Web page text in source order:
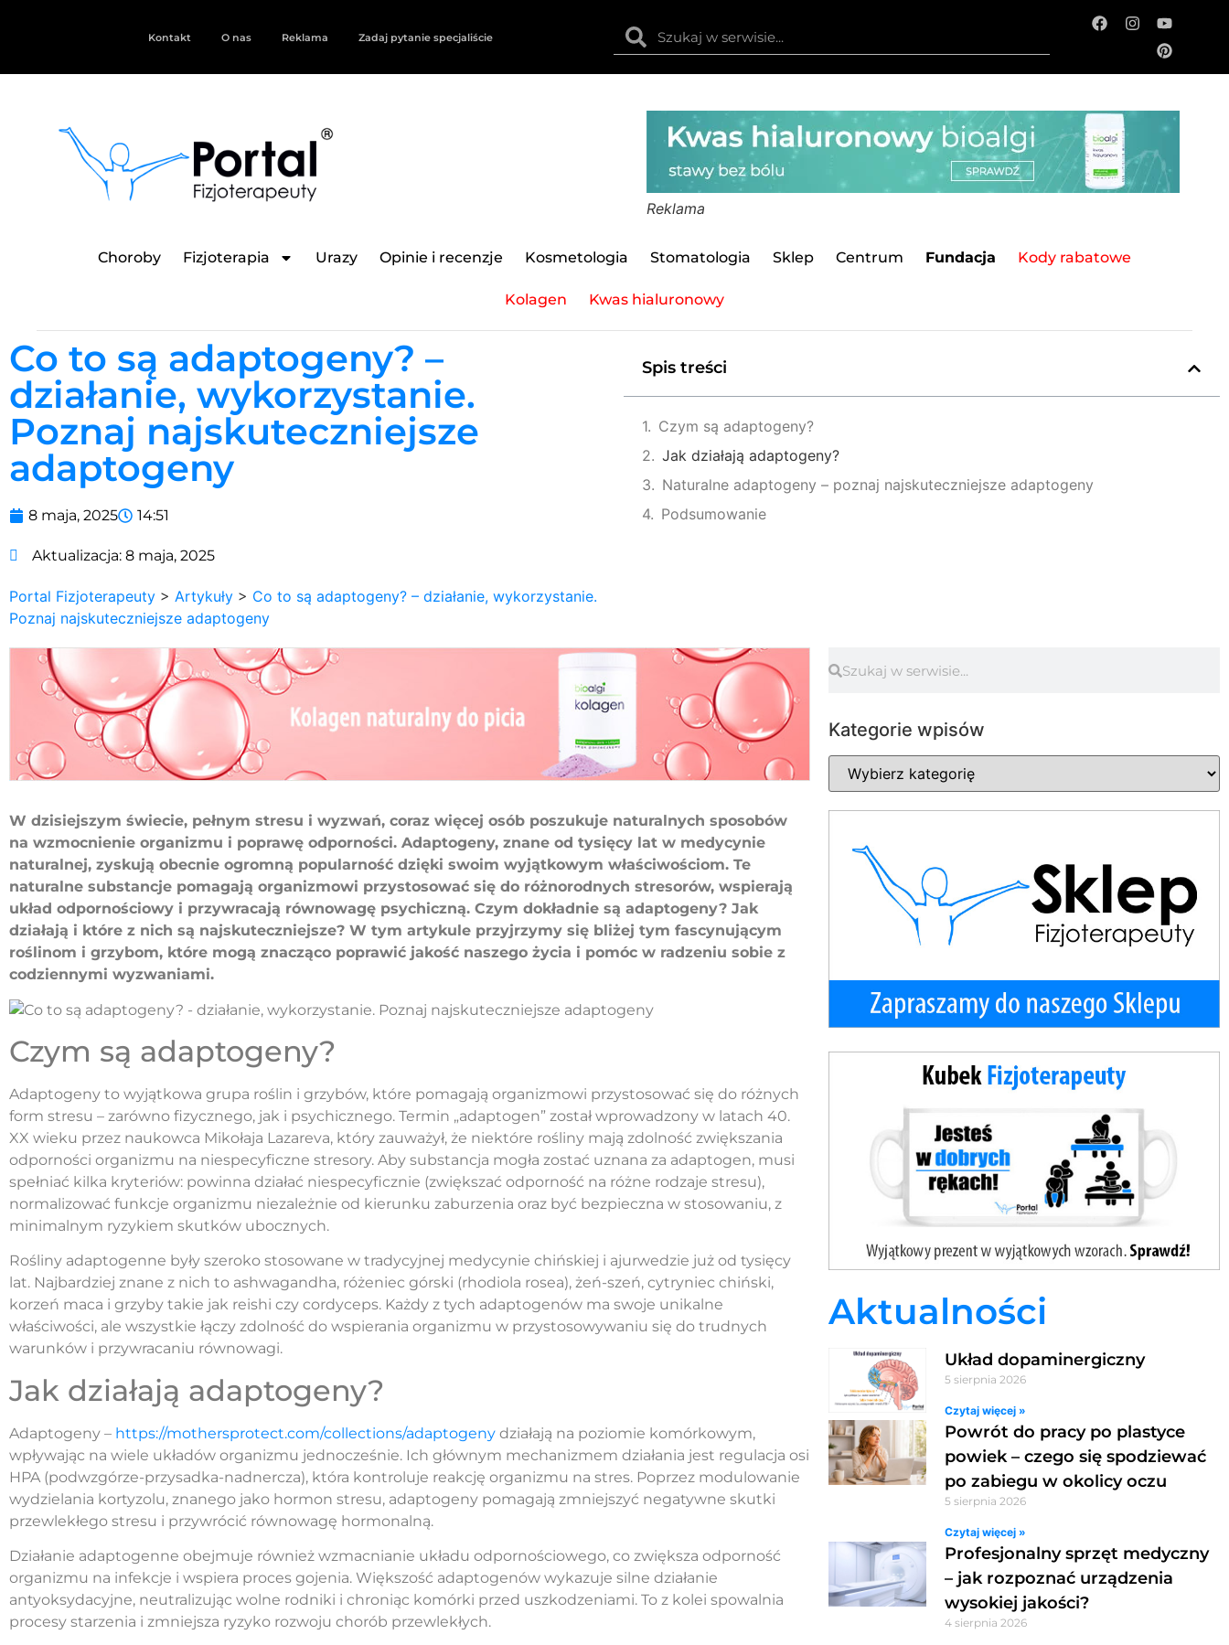
Kontakt O nas Reklama Zadaj pytanie specjaliście
Reklama
Choroby Fizjoterapia Urazy Opinie i recenzje Kosmetologia Stomatologia Sklep Centrum Fundacja Kody rabatowe
Kolagen Kwas hialuronowy
Co to są adaptogeny? –
działanie, wykorzystanie.
Poznaj najskuteczniejsze
adaptogeny
8 maja, 2025 14:51
Aktualizacja: 8 maja, 2025
Portal Fizjoterapeuty > Artykuły > Co to są adaptogeny? – działanie, wykorzystanie.
Poznaj najskuteczniejsze adaptogeny
Spis treści
Czym są adaptogeny?
Jak działają adaptogeny?
Naturalne adaptogeny – poznaj najskuteczniejsze adaptogeny
Podsumowanie
W dzisiejszym świecie, pełnym stresu i wyzwań, coraz więcej osób poszukuje naturalnych sposobów
na wzmocnienie organizmu i poprawę odporności. Adaptogeny, znane od tysięcy lat w medycynie
naturalnej, zyskują obecnie ogromną popularność dzięki swoim wyjątkowym właściwościom. Te
naturalne substancje pomagają organizmowi przystosować się do różnorodnych stresorów, wspierają
układ odpornościowy i przywracają równowagę psychiczną. Czym dokładnie są adaptogeny? Jak
działają i które z nich są najskuteczniejsze? W tym artykule przyjrzymy się bliżej tym fascynującym
roślinom i grzybom, które mogą znacząco poprawić jakość naszego życia i pomóc w radzeniu sobie z
codziennymi wyzwaniami.
Czym są adaptogeny?
Adaptogeny to wyjątkowa grupa roślin i grzybów, które pomagają organizmowi przystosować się do różnych
form stresu – zarówno fizycznego, jak i psychicznego. Termin „adaptogen” został wprowadzony w latach 40.
XX wieku przez naukowca Mikołaja Lazareva, który zauważył, że niektóre rośliny mają zdolność zwiększania
odporności organizmu na niespecyficzne stresory. Aby substancja mogła zostać uznana za adaptogen, musi
spełniać kilka kryteriów: powinna działać niespecyficznie (zwiększać odporność na różne rodzaje stresu),
normalizować funkcje organizmu niezależnie od kierunku zaburzenia oraz być bezpieczna w stosowaniu, z
minimalnym ryzykiem skutków ubocznych.
Rośliny adaptogenne były szeroko stosowane w tradycyjnej medycynie chińskiej i ajurwedzie już od tysięcy
lat. Najbardziej znane z nich to ashwagandha, różeniec górski (rhodiola rosea), żeń-szeń, cytryniec chiński,
korzeń maca i grzyby takie jak reishi czy cordyceps. Każdy z tych adaptogenów ma swoje unikalne
właściwości, ale wszystkie łączy zdolność do wspierania organizmu w przystosowywaniu się do trudnych
warunków i przywracaniu równowagi.
Jak działają adaptogeny?
Adaptogeny – https://mothersprotect.com/collections/adaptogeny działają na poziomie komórkowym,
wpływając na wiele układów organizmu jednocześnie. Ich głównym mechanizmem działania jest regulacja osi
HPA (podwzgórze-przysadka-nadnercza), która kontroluje reakcję organizmu na stres. Poprzez modulowanie
wydzielania kortyzolu, znanego jako hormon stresu, adaptogeny pomagają zmniejszyć negatywne skutki
przewlekłego stresu i przywrócić równowagę hormonalną.
Działanie adaptogenne obejmuje również wzmacnianie układu odpornościowego, co zwiększa odporność
organizmu na infekcje i wspiera proces gojenia. Większość adaptogenów wykazuje silne działanie
antyoksydacyjne, neutralizując wolne rodniki i chroniąc komórki przed uszkodzeniami. To z kolei spowalnia
procesy starzenia i zmniejsza ryzyko rozwoju chorób przewlekłych.
Kategorie wpisów
Aktualności
Układ dopaminergiczny
5 sierpnia 2026
Czytaj więcej »
Powrót do pracy po plastyce
powiek – czego się spodziewać
po zabiegu w okolicy oczu
5 sierpnia 2026
Czytaj więcej »
Profesjonalny sprzęt medyczny
– jak rozpoznać urządzenia
wysokiej jakości?
4 sierpnia 2026